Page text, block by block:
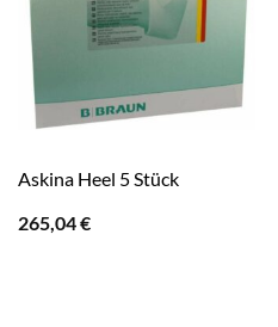
Askina Heel 5 Stück
265,04€